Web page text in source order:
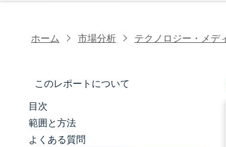
ホーム 市場分析 テクノロジー・メデ
このレポートについて
市場規模とシェア
市場分析
目次
範囲と方法
よくある質問